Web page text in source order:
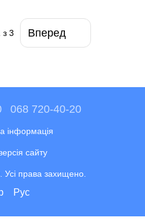
з 3 Вперед
068 720-40-20
інформація
сайту
права захищено.
Рус